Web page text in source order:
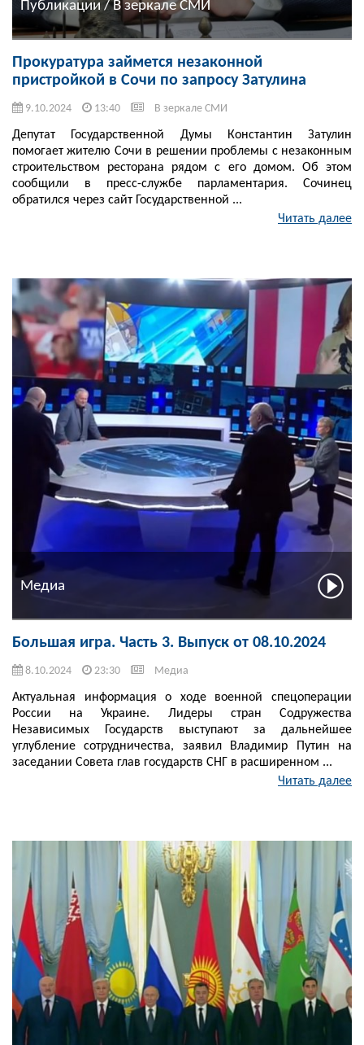
Публикации / В зеркале СМИ
Прокуратура займется незаконной
пристройкой в Сочи по запросу Затулина
9.10.2024 13:40 В зеркале СМИ
Депутат Государственной Думы Константин Затулин
помогает жителю Сочи в решении проблемы с незаконным
строительством ресторана рядом с его домом. Об этом
сообщили в пресс-службе парламентария. Сочинец
обратился через сайт Государственной ...
Читать далее
Медиа
Большая игра. Часть 3. Выпуск от 08.10.2024
8.10.2024 23:30 Медиа
Актуальная информация о ходе военной спецоперации
России на Украине. Лидеры стран Содружества
Независимых Государств выступают за дальнейшее
углубление сотрудничества, заявил Владимир Путин на
заседании Совета глав государств СНГ в расширенном ...
Читать далее